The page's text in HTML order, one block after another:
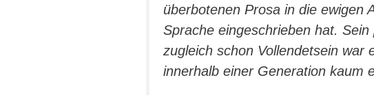
überbotenen Prosa in die ewigen
Sprache eingeschrieben hat.
zugleich schon Vollendetsein war
innerhalb einer Generation kaum